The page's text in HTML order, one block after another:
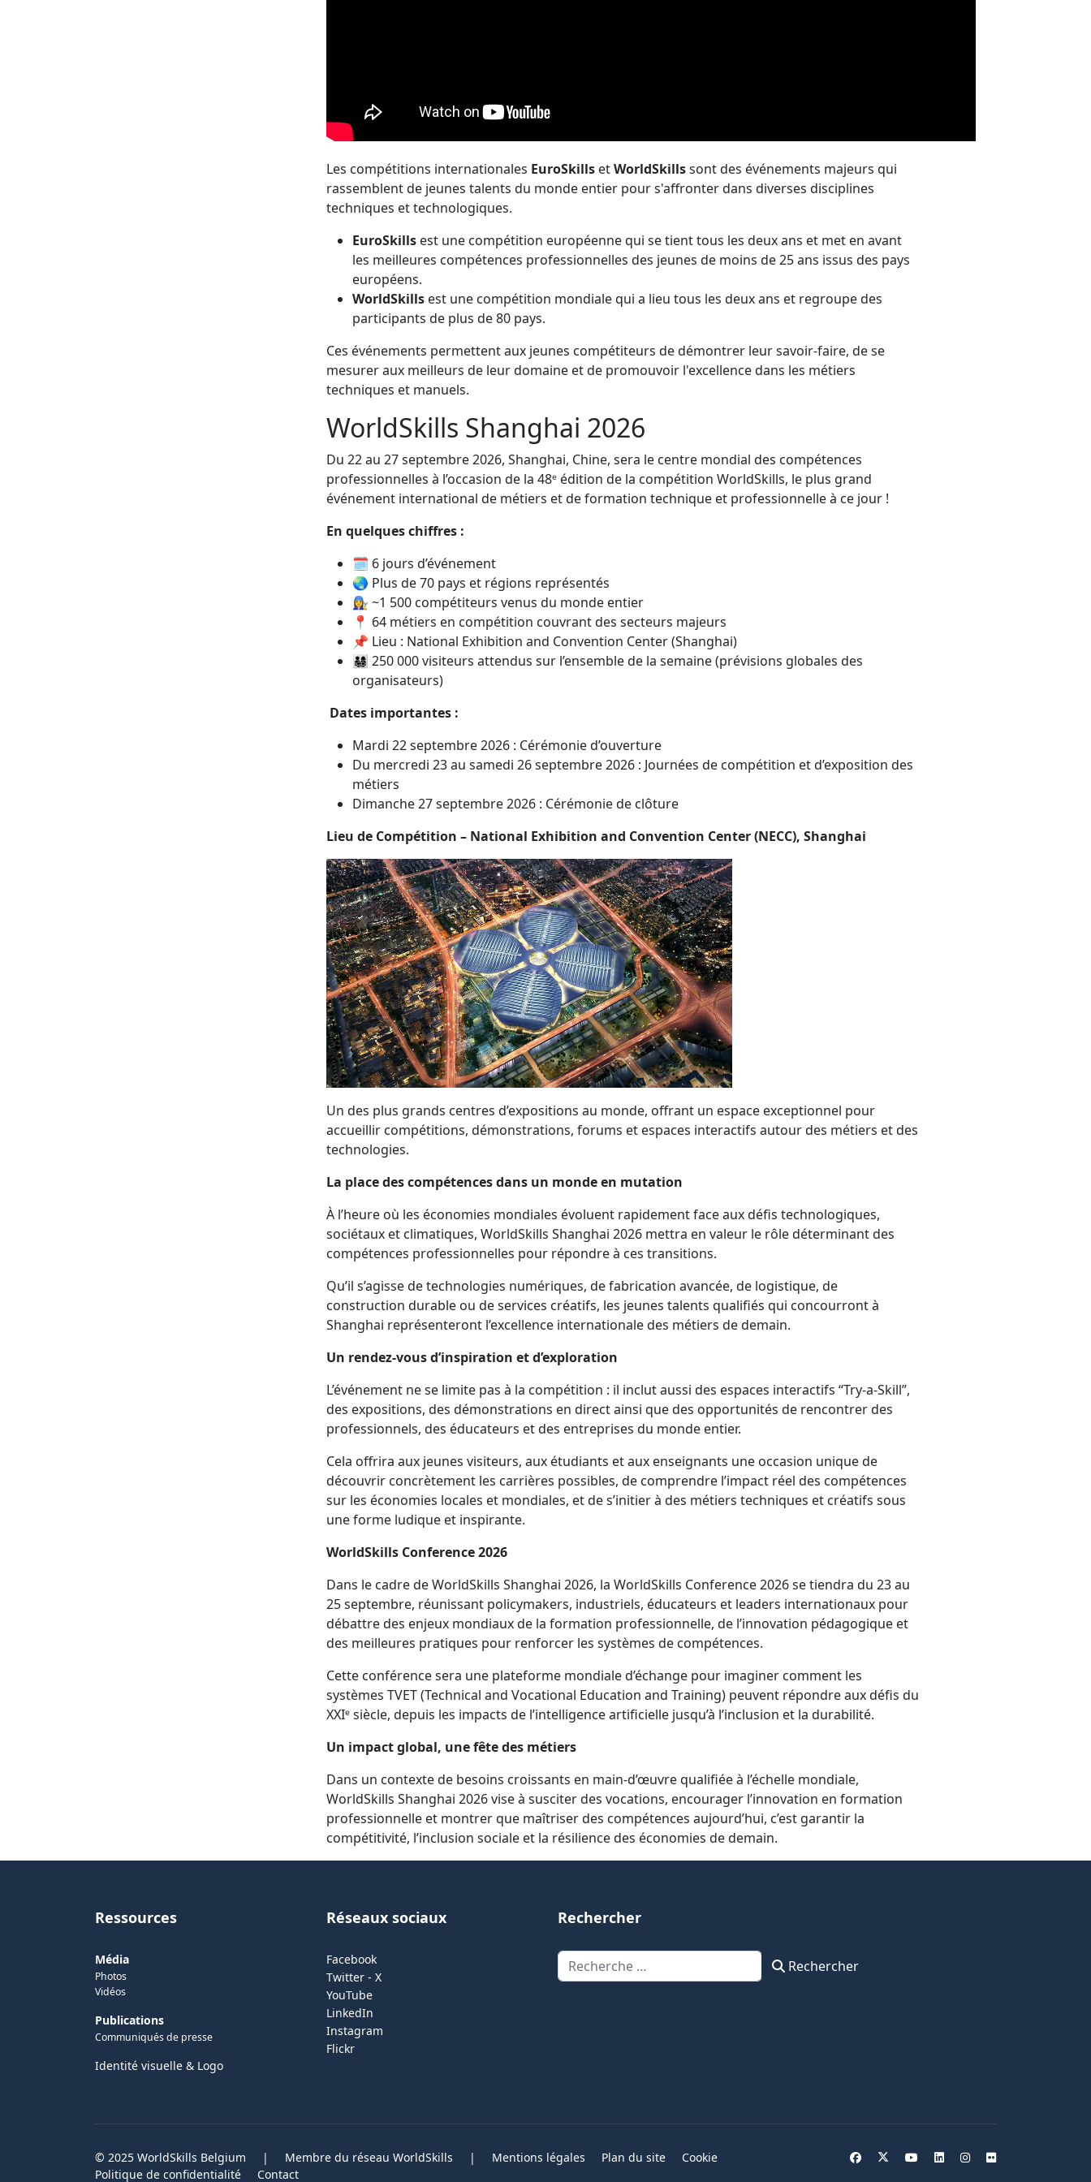
Les compétitions internationales EuroSkills etWorldSkillssont des événements majeurs qui
rassemblent de jeunes talents du monde entier pour s'affronter dans diverses disciplines
techniques et technologiques.
EuroSkills est une compétition européenne qui se tient tous les deux ans et met en avant
les meilleures compétences professionnelles des jeunes de moins de 25 ans issus des pays
européens.
WorldSkills est une compétition mondiale qui a lieu tous les deux ans et regroupe des
participants de plus de 80 pays.
Ces événements permettent aux jeunes compétiteurs de démontrer leur savoir-faire, de se
mesurer aux meilleurs de leur domaine et de promouvoir l'excellence dans les métiers
techniques et manuels.
WorldSkills Shanghai 2026
Du 22 au 27 septembre 2026, Shanghai, Chine, sera le centre mondial des compétences
professionnelles à l’occasion de la 48ᵉ édition de la compétition WorldSkills, le plus grand
événement international de métiers et de formation technique et professionnelle à ce jour !
En quelques chiffres :
🗓️ 6 jours d’événement
🌏 Plus de 70 pays et régions représentés
👩‍🔧 ~1 500 compétiteurs venus du monde entier
📍 64 métiers en compétition couvrant des secteurs majeurs
📌 Lieu : National Exhibition and Convention Center (Shanghai)
👨‍👩‍👧‍👦 250 000 visiteurs attendus sur l’ensemble de la semaine (prévisions globales des
organisateurs)
Dates importantes :
Mardi 22 septembre 2026 : Cérémonie d’ouverture
Du mercredi 23 au samedi 26 septembre 2026 : Journées de compétition et d’exposition des
métiers
Dimanche 27 septembre 2026 : Cérémonie de clôture
Lieu de Compétition – National Exhibition and Convention Center (NECC), Shanghai
Un des plus grands centres d’expositions au monde, offrant un espace exceptionnel pour
accueillir compétitions, démonstrations, forums et espaces interactifs autour des métiers et des
technologies.
La place des compétences dans un monde en mutation
À l’heure où les économies mondiales évoluent rapidement face aux défis technologiques,
sociétaux et climatiques, WorldSkills Shanghai 2026 mettra en valeur le rôle déterminant des
compétences professionnelles pour répondre à ces transitions.
Qu’il s’agisse de technologies numériques, de fabrication avancée, de logistique, de
construction durable ou de services créatifs, les jeunes talents qualifiés qui concourront à
Shanghai représenteront l’excellence internationale des métiers de demain.
Un rendez-vous d’inspiration et d’exploration
L’événement ne se limite pas à la compétition : il inclut aussi des espaces interactifs “Try-a-Skill”,
des expositions, des démonstrations en direct ainsi que des opportunités de rencontrer des
professionnels, des éducateurs et des entreprises du monde entier.
Cela offrira aux jeunes visiteurs, aux étudiants et aux enseignants une occasion unique de
découvrir concrètement les carrières possibles, de comprendre l’impact réel des compétences
sur les économies locales et mondiales, et de s’initier à des métiers techniques et créatifs sous
une forme ludique et inspirante.
WorldSkills Conference 2026
Dans le cadre de WorldSkills Shanghai 2026, la WorldSkills Conference 2026 se tiendra du 23 au
25 septembre, réunissant policymakers, industriels, éducateurs et leaders internationaux pour
débattre des enjeux mondiaux de la formation professionnelle, de l’innovation pédagogique et
des meilleures pratiques pour renforcer les systèmes de compétences.
Cette conférence sera une plateforme mondiale d’échange pour imaginer comment les
systèmes TVET (Technical and Vocational Education and Training) peuvent répondre aux défis du
XXIᵉ siècle, depuis les impacts de l’intelligence artificielle jusqu’à l’inclusion et la durabilité.
Un impact global, une fête des métiers
Dans un contexte de besoins croissants en main-d’œuvre qualifiée à l’échelle mondiale,
WorldSkills Shanghai 2026 vise à susciter des vocations, encourager l’innovation en formation
professionnelle et montrer que maîtriser des compétences aujourd’hui, c’est garantir la
compétitivité, l’inclusion sociale et la résilience des économies de demain.
Ressources
Média
Photos
Vidéos
Publications
Communiqués de presse
Identité visuelle & Logo
Réseaux sociaux
Facebook
Twitter - X
YouTube
LinkedIn
Instagram
Flickr
Rechercher
Rechercher Rechercher
© 2025 WorldSkills Belgium | Membre du réseau WorldSkills | Mentions légales Plan du site
Cookie
Politique de confidentialité
Contact